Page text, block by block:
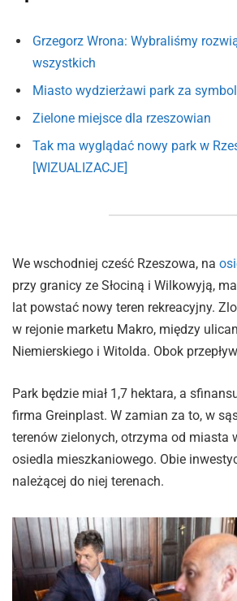
Grzegorz Wrona: Wybraliśmy
wszystkich
Miasto wydzierżawi park za
Zielone miejsce dla rzeszowian
Tak ma wyglądać nowy park w
[WIZUALIZACJE]
We wschodniej cześć Rzeszowa, na
przy granicy ze Słociną i Wilkowyją,
lat powstać nowy teren rekreacyjny.
w rejonie marketu Makro, między
Niemierskiego i Witolda. Obok
Park będzie miał 1,7 hektara, a
firma Greinplast. W zamian za to, w
terenów zielonych, otrzyma od miasta
osiedla mieszkaniowego. Obie
należącej do niej terenach.